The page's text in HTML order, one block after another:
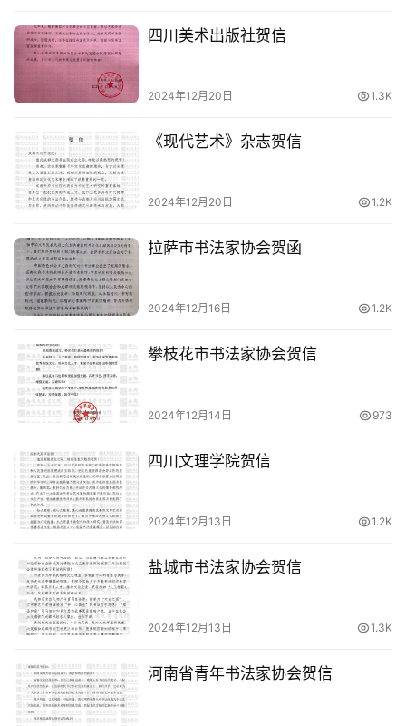
究
育
训
党
引
领
网
展
厅
四川美术出版社贺信
2024年12月20日 1.3K
《现代艺术》杂志贺信
2024年12月20日 1.2K
拉萨市书法家协会贺函
2024年12月16日 1.2K
攀枝花市书法家协会贺信
2024年12月14日 973
四川文理学院贺信
2024年12月13日 1.2K
盐城市书法家协会贺信
2024年12月13日 1.3K
河南省青年书法家协会贺信